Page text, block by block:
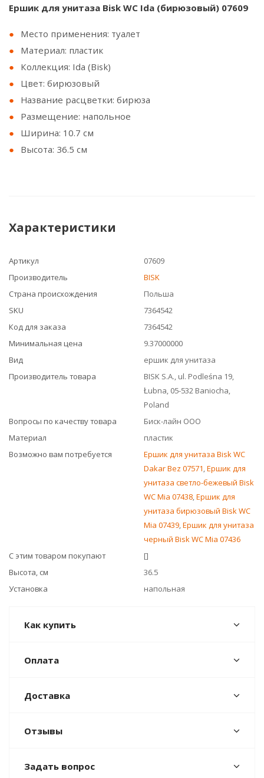
Ершик для унитаза Bisk WC Ida (бирюзовый) 07609
Место применения: туалет
Материал: пластик
Коллекция: Ida (Bisk)
Цвет: бирюзовый
Название расцветки: бирюза
Размещение: напольное
Ширина: 10.7 см
Высота: 36.5 см
Характеристики
Артикул
07609
Производитель
BISK
Страна происхождения
Польша
SKU
7364542
Код для заказа
7364542
Минимальная цена
9.37000000
Вид
ершик для унитаза
Производитель товара
BISK S.A., ul. Podleśna 19,
Łubna, 05-532 Baniocha,
Poland
Вопросы по качеству товара
Биск-лайн ООО
Материал
пластик
Возможно вам потребуется
Ершик для унитаза Bisk WC
Dakar Bez 07571,Ершик для
унитаза светло-бежевый Bisk
WC Mia 07438,Ершик для
унитаза бирюзовый Bisk WC
Mia 07439,Ершик для унитаза
черный Bisk WC Mia 07436
С этим товаром покупают
[]
Высота, см
36.5
Установка
напольная
Как купить
Оплата
Доставка
Отзывы
Задать вопрос